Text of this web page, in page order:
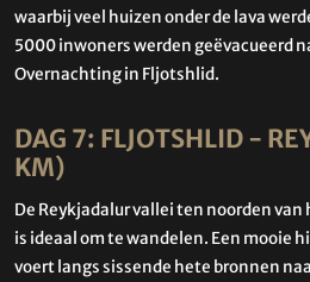
waarbij veel huizen onder de lava
5000 inwoners werden geëvacueerd
Overnachting in Fljotshlid.
DAG 7: FLJOTSHLID -
KM)
De Reykjadalur vallei ten noorden
is ideaal om te wandelen. Een mooie
voert langs sissende hete bronnen